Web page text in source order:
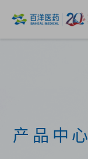
产品中心